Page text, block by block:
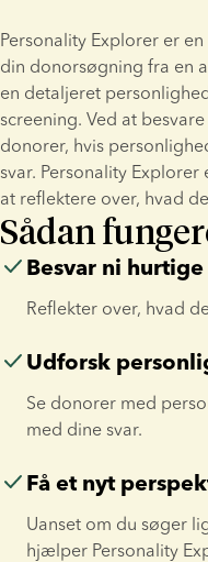
Personality Explorer er
din donorsøgning fra en
en detaljeret
screening. Ved at
donorer, hvis
svar. Personality
at reflektere over, hvad
Sådan
Besvar ni
Reflekter over, hvad
Udforsk
Se donorer med
med dine svar.
Få et nyt
Uanset om du søger
hjælper Personality